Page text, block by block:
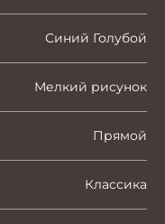
Синий Голубой
Мелкий рисунок
Прямой
Классика